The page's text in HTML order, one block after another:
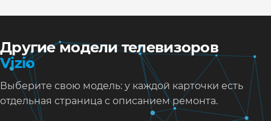
Другие модели телевизоров
Vizio
Выберите свою модель: у каждой карточки есть
отдельная страница с описанием ремонта.